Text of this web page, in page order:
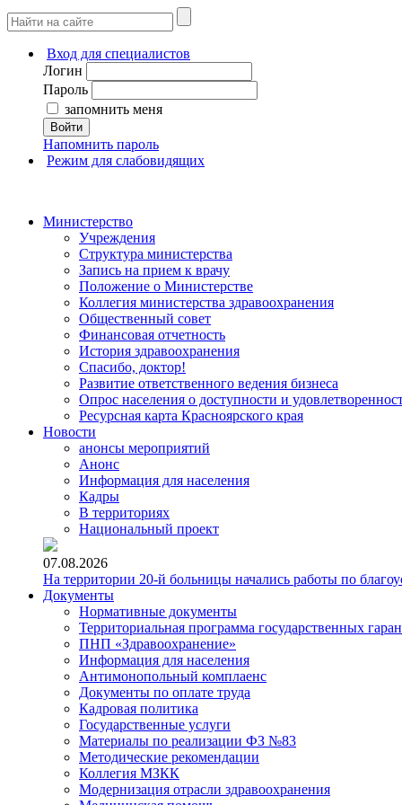
Вход для специалистов
Логин
Пароль
запомнить меня
Войти
Напомнить пароль
Режим для слабовидящих
Министерство
Учреждения
Структура министерства
Запись на прием к врачу
Положение о Министерстве
Коллегия министерства здравоохранения
Общественный совет
Финансовая отчетность
История здравоохранения
Спасибо, доктор!
Развитие ответственного ведения бизнеса
Опрос населения о доступности и
Ресурсная карта Красноярского края
Новости
анонсы мероприятий
Анонс
Информация для населения
Кадры
В территориях
Национальный проект
07.08.2026
На территории 20-й больницы начались работы по
Документы
Нормативные документы
Территориальная программа государственных
ПНП «Здравоохранение»
Информация для населения
Антимонопольный комплаенс
Документы по оплате труда
Кадровая политика
Государственные услуги
Материалы по реализации ФЗ №83
Методические рекомендации
Коллегия МЗКК
Модернизация отрасли здравоохранения